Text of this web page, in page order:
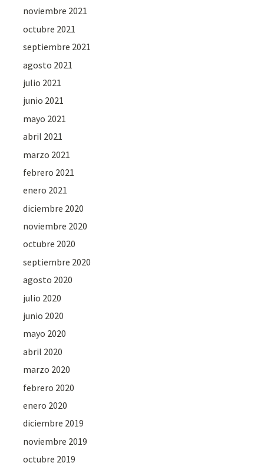
noviembre 2021
octubre 2021
septiembre 2021
agosto 2021
julio 2021
junio 2021
mayo 2021
abril 2021
marzo 2021
febrero 2021
enero 2021
diciembre 2020
noviembre 2020
octubre 2020
septiembre 2020
agosto 2020
julio 2020
junio 2020
mayo 2020
abril 2020
marzo 2020
febrero 2020
enero 2020
diciembre 2019
noviembre 2019
octubre 2019